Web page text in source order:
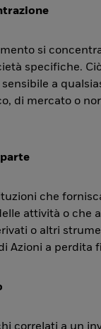
si
specifiche.
a
di mercato o
che
attività o che
o altri
Azioni a perdita